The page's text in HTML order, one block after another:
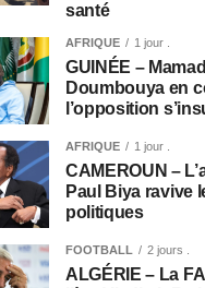
santé
AFRIQUE 1 jour .
GUINÉE –
Doumbouya en
l’opposition
AFRIQUE 1 jour .
CAMEROUN –
Paul Biya ravive
politiques
FOOTBALL 2 jours .
ALGÉRIE – La